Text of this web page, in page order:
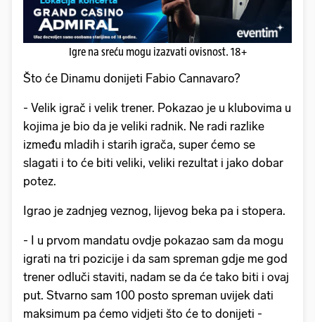
Igre na sreću mogu izazvati ovisnost. 18+
Što će Dinamu donijeti Fabio Cannavaro?
- Velik igrač i velik trener. Pokazao je u klubovima u
kojima je bio da je veliki radnik. Ne radi razlike
između mladih i starih igrača, super ćemo se
slagati i to će biti veliki, veliki rezultat i jako dobar
potez.
Igrao je zadnjeg veznog, lijevog beka pa i stopera.
- I u prvom mandatu ovdje pokazao sam da mogu
igrati na tri pozicije i da sam spreman gdje me god
trener odluči staviti, nadam se da će tako biti i ovaj
put. Stvarno sam 100 posto spreman uvijek dati
maksimum pa ćemo vidjeti što će to donijeti -